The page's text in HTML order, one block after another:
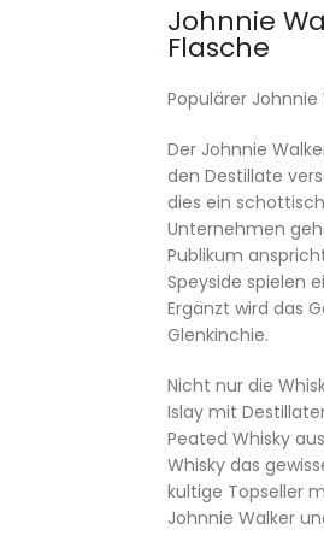
Johnnie
Flasche
Populärer
Der Johnnie
den Destillate
dies ein
Unternehmen
Publikum
Speyside spielen
Ergänzt wird das
Glenkinchie.
Nicht nur die
Islay mit
Peated Whisky
Whisky das
kultige Topseller
Johnnie Walker